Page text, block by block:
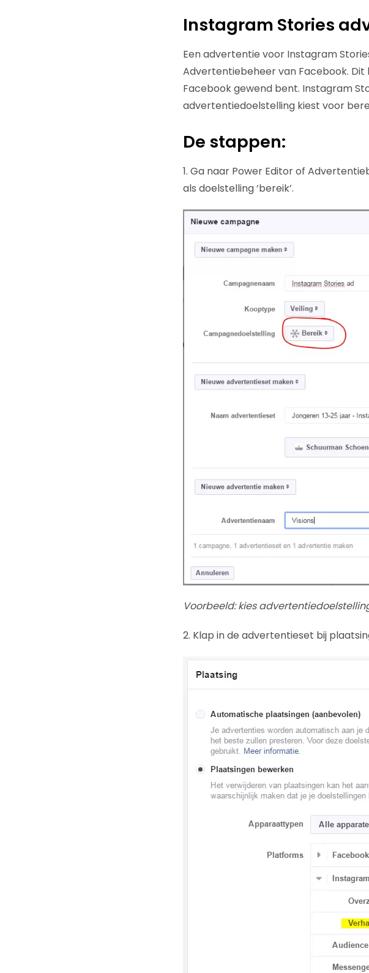
Instagram Stories
Een advertentie voor Instagram
Advertentiebeheer van Facebook.
Facebook gewend bent. Instagram
advertentiedoelstelling kiest voor
De stappen:
1. Ga naar Power Editor of
als doelstelling ‘bereik’.
Voorbeeld: kies
2. Klap in de advertentieset bij